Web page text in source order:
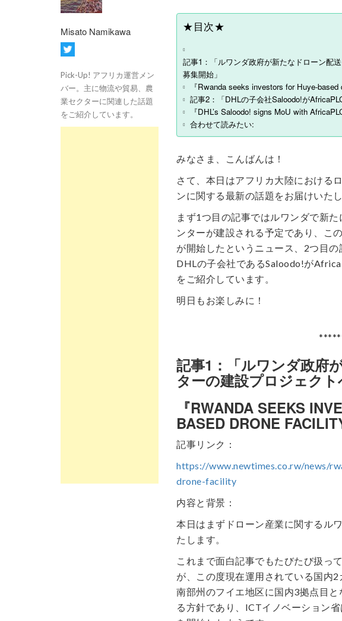
Misato Namikawa
Pick-Up! アフリカ運営メン
バー。主に物流や貿易、農
業セクターに関連した話題
をご紹介しています。
★目次★
記事1：「ルワンダ政府が新たなドローン配
募集開始」
『Rwanda seeks investors for Huye-based
記事2：「DHLの子会社Saloodo!が
『DHL’s Saloodo! signs MoU with
合わせて読みたい:
みなさま、こんばんは！
さて、本日はアフリカ大陸における
ンに関する最新の話題をお届けいたし
まず1つ目の記事ではルワンダで新
ンターが建設される予定であり、こ
が開始したというニュース、2つ目
DHLの子会社であるSaloodo!が
をご紹介しています。
明日もお楽しみに！
記事1：「ルワンダ政府
ターの建設プロジェクト
『RWANDA SEEKS
BASED DRONE
記事リンク：
https://www.newtimes.co.rw/news/
drone-facility
内容と背景：
本日はまずドローン産業に関するル
たします。
これまで面白記事でもたびたび扱っ
が、この度現在運用されている国内2
南部州のフイエ地区に国内3拠点目
る方針であり、ICTイノベーション